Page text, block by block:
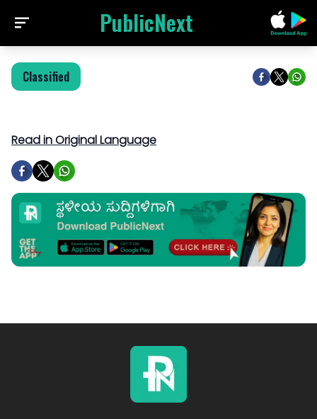
PublicNext
Classified
Read in Original Language